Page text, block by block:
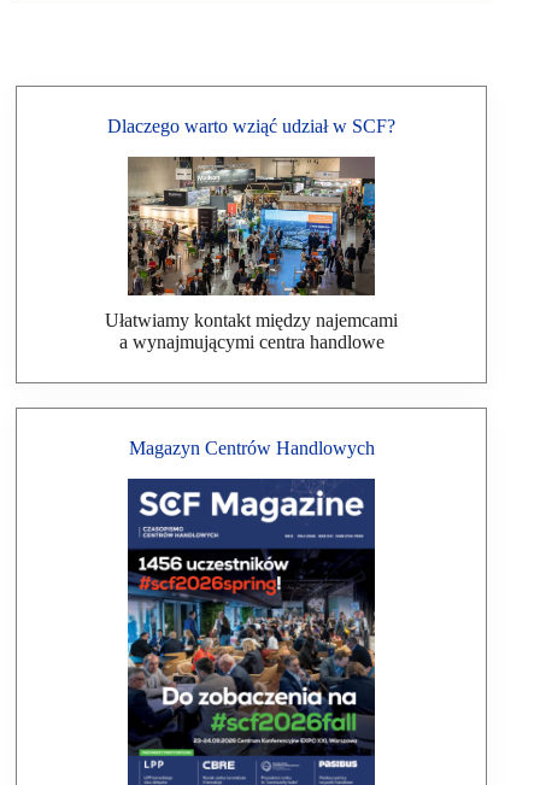
Dlaczego warto wziąć udział w SCF?
Ułatwiamy kontakt między najemcami
a wynajmującymi centra handlowe
Magazyn Centrów Handlowych